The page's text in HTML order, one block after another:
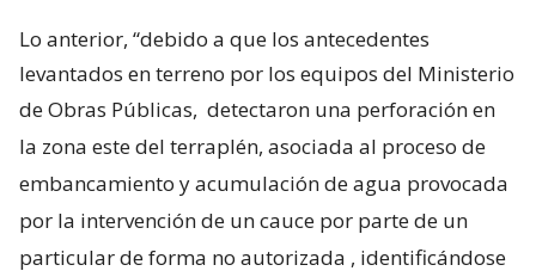
Lo anterior, “debido a que los antecedentes
levantados en terreno por los equipos del Ministerio
de Obras Públicas, detectaron una perforación en
la zona este del terraplén, asociada al proceso de
embancamiento y acumulación de agua provocada
por la intervención de un cauce por parte de un
particular de forma no autorizada , identificándose